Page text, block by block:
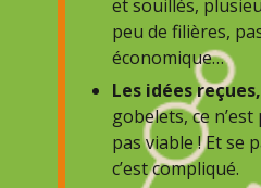
et souillés,
peu de filières,
économique…
Les idées reçues,
gobelets, ce
pas viable ! Et se
c’est compliqué.